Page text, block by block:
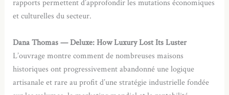
rapports permettent d’approfondir les mutations économiques
et culturelles du secteur.
Dana Thomas — Deluxe: How Luxury Lost Its Luster
L’ouvrage montre comment de nombreuses maisons
historiques ont progressivement abandonné une logique
artisanale et rare au profit d’une stratégie industrielle fondée